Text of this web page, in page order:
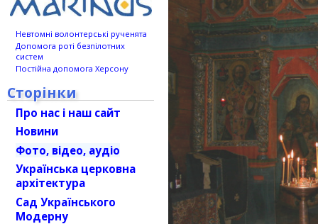
Невтомні волонтерські рученята
Допомога роті безпілотних
систем
Постійна допомога Херсону
Сторінки
Про нас і наш сайт
Новини
Фото, відео, аудіо
Українська церковна
архітектура
Сад Українського
Модерну